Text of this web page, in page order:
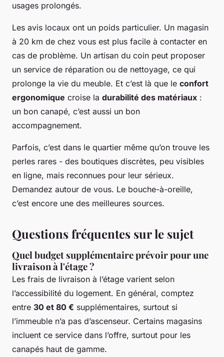
usages prolongés.
Les avis locaux ont un poids particulier. Un magasin
à 20 km de chez vous est plus facile à contacter en
cas de problème. Un artisan du coin peut proposer
un service de réparation ou de nettoyage, ce qui
prolonge la vie du meuble. Et c’est là que le confort
ergonomique croise la durabilité des matériaux :
un bon canapé, c’est aussi un bon
accompagnement.
Parfois, c’est dans le quartier même qu’on trouve les
perles rares - des boutiques discrètes, peu visibles
en ligne, mais reconnues pour leur sérieux.
Demandez autour de vous. Le bouche-à-oreille,
c’est encore une des meilleures sources.
Questions fréquentes sur le sujet
Quel budget supplémentaire prévoir pour une
livraison à l'étage ?
Les frais de livraison à l’étage varient selon
l’accessibilité du logement. En général, comptez
entre 30 et 80 € supplémentaires, surtout si
l’immeuble n’a pas d’ascenseur. Certains magasins
incluent ce service dans l’offre, surtout pour les
canapés haut de gamme.